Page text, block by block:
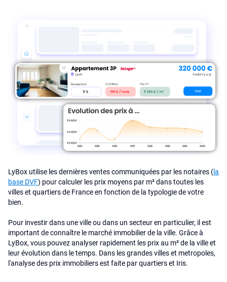
LyBox utilise les dernières ventes communiquées par les notaires (la
base DVF) pour calculer les prix moyens par m² dans toutes les
villes et quartiers de France en fonction de la typologie de votre
bien.
Pour investir dans une ville ou dans un secteur en particulier, il est
important de connaître le marché immobilier de la ville. Grâce à
LyBox, vous pouvez analyser rapidement les prix au m² de la ville et
leur évolution dans le temps. Dans les grandes villes et metropoles,
l'analyse des prix immobiliers est faite par quartiers et Iris.